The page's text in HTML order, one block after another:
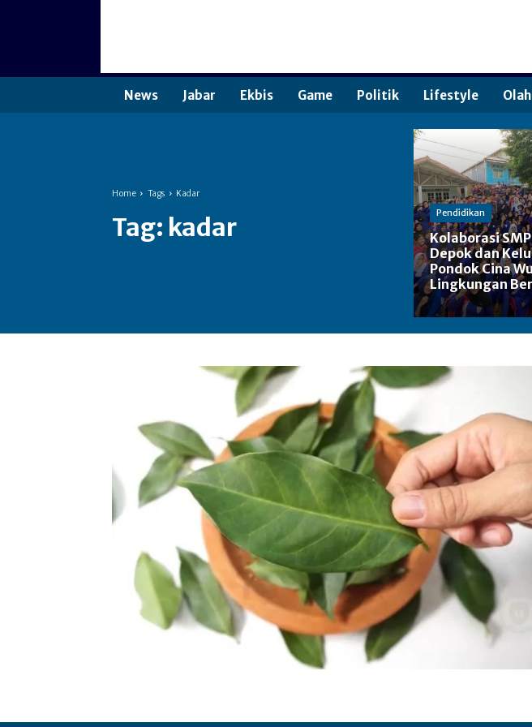
News Jabar Ekbis Game Politik Lifestyle
Home Tags Kadar
Tag: kadar Pendidikan
Kolaborasi
Depok dan
Pondok Cina
Lingkungan